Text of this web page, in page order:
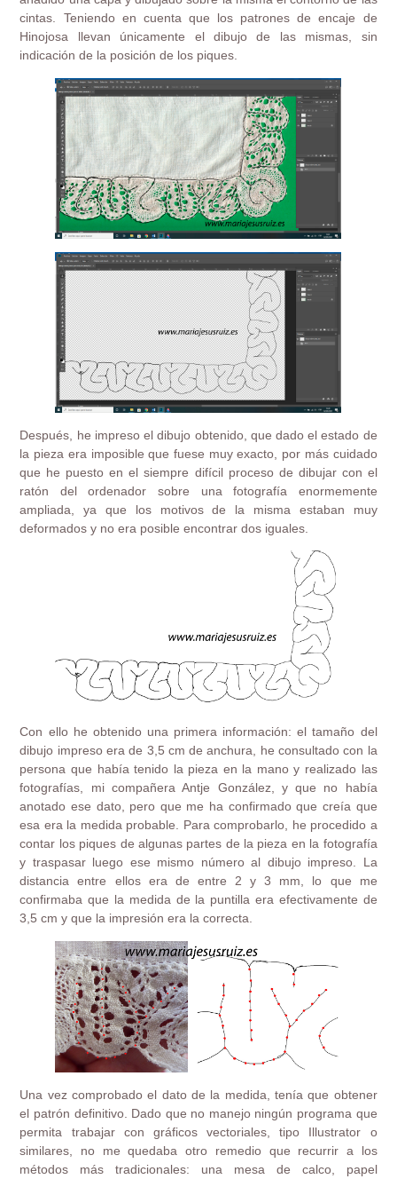
cintas. Teniendo en cuenta que los patrones de encaje de
Hinojosa llevan únicamente el dibujo de las mismas, sin
indicación de la posición de los piques.
Después, he impreso el dibujo obtenido, que dado el estado de
la pieza era imposible que fuese muy exacto, por más cuidado
que he puesto en el siempre difícil proceso de dibujar con el
ratón del ordenador sobre una fotografía enormemente
ampliada, ya que los motivos de la misma estaban muy
deformados y no era posible encontrar dos iguales.
Con ello he obtenido una primera información: el tamaño del
dibujo impreso era de 3,5 cm de anchura, he consultado con la
persona que había tenido la pieza en la mano y realizado las
fotografías, mi compañera Antje González, y que no había
anotado ese dato, pero que me ha confirmado que creía que
esa era la medida probable. Para comprobarlo, he procedido a
contar los piques de algunas partes de la pieza en la fotografía
y traspasar luego ese mismo número al dibujo impreso. La
distancia entre ellos era de entre 2 y 3 mm, lo que me
confirmaba que la medida de la puntilla era efectivamente de
3,5 cm y que la impresión era la correcta.
Una vez comprobado el dato de la medida, tenía que obtener
el patrón definitivo. Dado que no manejo ningún programa que
permita trabajar con gráficos vectoriales, tipo Illustrator o
similares, no me quedaba otro remedio que recurrir a los
métodos más tradicionales: una mesa de calco, papel